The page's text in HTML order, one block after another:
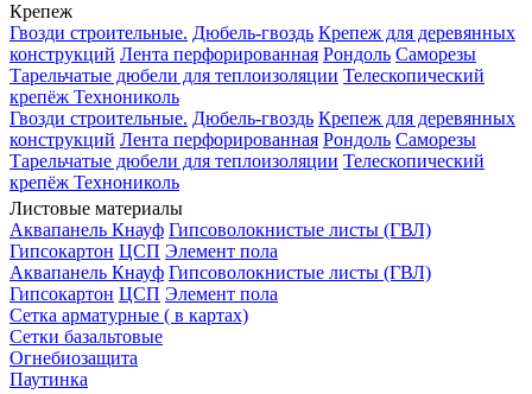
Крепеж
Гвозди строительные. Дюбель-гвоздь Крепеж для деревянных
конструкций Лента перфорированная Рондоль Саморезы
Тарельчатые дюбели для теплоизоляции Телескопический
крепёж Технониколь
Гвозди строительные. Дюбель-гвоздь Крепеж для деревянных
конструкций Лента перфорированная Рондоль Саморезы
Тарельчатые дюбели для теплоизоляции Телескопический
крепёж Технониколь
Листовые материалы
Аквапанель Кнауф Гипсоволокнистые листы (ГВЛ)
Гипсокартон ЦСП Элемент пола
Аквапанель Кнауф Гипсоволокнистые листы (ГВЛ)
Гипсокартон ЦСП Элемент пола
Сетка арматурные ( в картах)
Сетки базальтовые
Огнебиозащита
Паутинка